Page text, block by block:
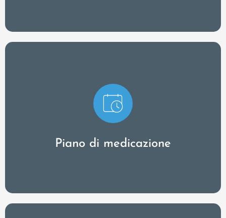
Piano di medicazione
Controllate i farmaci dei vostri pazienti da remoto
e monitorate l'aderenza alla terapia.